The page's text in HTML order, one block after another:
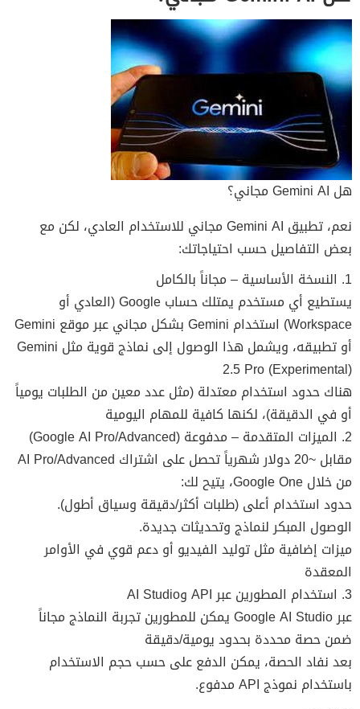
هل Gemini AI مجاني؟
نعم، تطبيق Gemini AI مجاني للاستخدام العادي، لكن مع
بعض التفاصيل حسب احتياجاتك:
1. النسخة الأساسية – مجاناً بالكامل
يستطيع أي مستخدم يمتلك حساب Google (العادي أو
Workspace) استخدام Gemini بشكل مجاني عبر موقع Gemini
أو تطبيقه، ويشمل هذا الوصول إلى نماذج قوية مثل Gemini
2.5 Pro (Experimental)
هناك حدود استخدام معتدلة (مثل عدد معين من الطلبات يومياً
أو في الدقيقة)، لكنها كافية للمهام اليومية
2. الميزات المتقدمة – مدفوعة (Google AI Pro/Advanced)
مقابل ~20 دولار شهرياً تحصل على اشتراك AI Pro/Advanced
من خلال Google One، يتيح لك:
حدود استخدام أعلى (طلبات أكثر/دقيقة وسياق أطول).
الوصول المبكر لنماذج وتحديثات جديدة.
ميزات إضافية مثل توليد الفيديو أو دعم قوي في الأوامر
المعقدة
3. استخدام المطورين عبر API وAI Studio
عبر Google AI Studio يمكن للمطورين تجربة النماذج مجاناً
ضمن حصة محددة بحدود يومية/دقيقة
بعد نفاد الحصة، يمكن الدفع على حسب حجم الاستخدام
باستخدام نموذج API مدفوع.